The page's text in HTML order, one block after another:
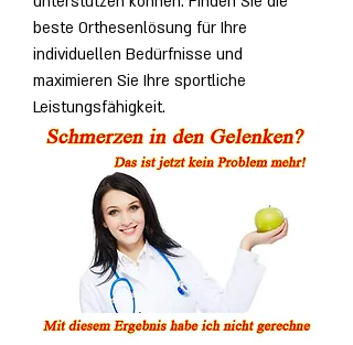
beste Orthesenlösung für Ihre
individuellen Bedürfnisse und
maximieren Sie Ihre sportliche
Leistungsfähigkeit.